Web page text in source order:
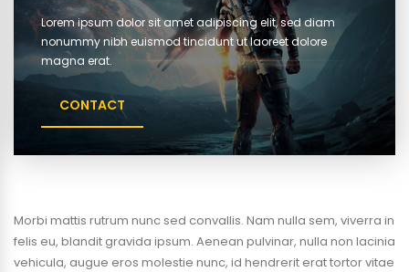
Lorem ipsum dolor sit amet adipiscing elit, sed diam
nonummy nibh euismod tincidunt ut laoreet dolore
magna erat.
CONTACT
Morbi mattis rutrum nunc sed convallis. Nam nulla sem, viverra in
felis eu, blandit gravida ipsum. Aenean pulvinar, nulla non lacinia
vehicula, augue eros molestie nunc, id hendrerit erat tortor vitae